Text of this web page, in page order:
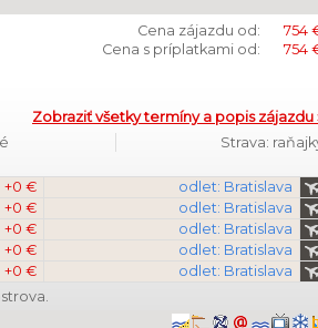
Cena zájazdu od:
754
Cena s príplatkami od:
754
Zobraziť všetky termíny a popis zájazdu
Strava:
+0 €
odlet: Bratislava
+0 €
odlet: Bratislava
+0 €
odlet: Bratislava
+0 €
odlet: Bratislava
+0 €
odlet: Bratislava